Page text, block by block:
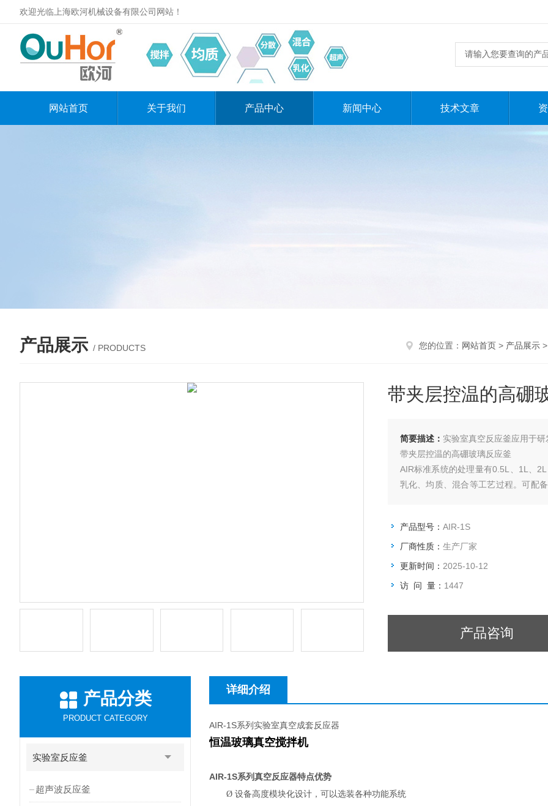
欢迎光临上海欧河机械设备有限公司网站！
网站首页 关于我们 产品中心 新闻中心 技术文章
产品展示 / PRODUCTS 您的位置： 网站首页 > 产品展示
带夹层控温的高硼
简要描述： 实验室真空反应釜应用于
带夹层控温的高硼玻璃反应釜
AIR标准系统的处理量有0.5L、1L、
乳化、均质、混合等工艺过程。可配
产品型号： AIR-1S
厂商性质： 生产厂家
更新时间： 2025-10-12
访 问 量： 1447
产品咨询
产品分类
PRODUCT CATEGORY
实验室反应釜
超声波反应釜
详细介绍
AIR-1S系列实验室真空成套反应器
恒温玻璃真空搅拌机
AIR-1S系列真空反应器特点优势
Ø 设备高度模块化设计，可以选装各种功能系统